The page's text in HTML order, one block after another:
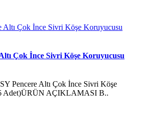
Çok İnce Sivri Köşe Koruyucusu
Pencere Altı Çok İnce Sivri Köşe
Adet)ÜRÜN AÇIKLAMASI B..